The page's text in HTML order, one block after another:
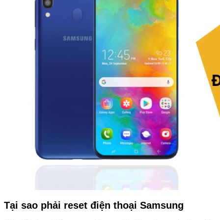
Tại sao phải reset điện thoại Samsung